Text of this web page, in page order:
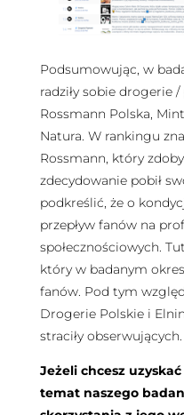
Podsumowując, w
radziły sobie drogerie
Rossmann Polska,
Natura. W rankingu
Rossmann, który
zdecydowanie pobił
podkreślić, że o
przepływ fanów na
społecznościowych.
który w badanym
fanów. Pod tym
Drogerie Polskie i
straciły obserwujących.
Jeżeli chcesz
temat naszego